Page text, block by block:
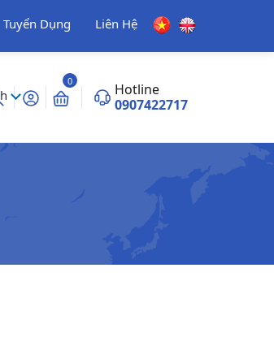
Tuyển Dụng Liên Hệ
0
Hotline
0907422717